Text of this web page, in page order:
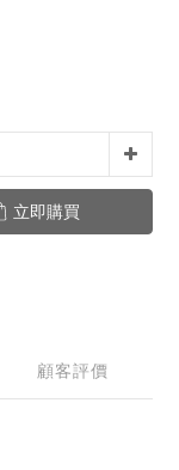
立即購買
顧客評價